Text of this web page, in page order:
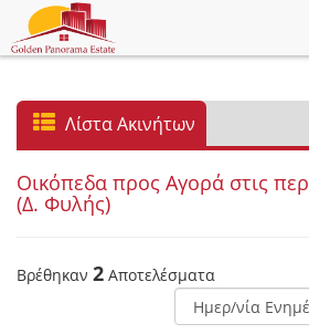
Λίστα Ακινήτων
Οικόπεδα προς Αγορά στις
(Δ. Φυλής)
Βρέθηκαν 2 Αποτελέσματα